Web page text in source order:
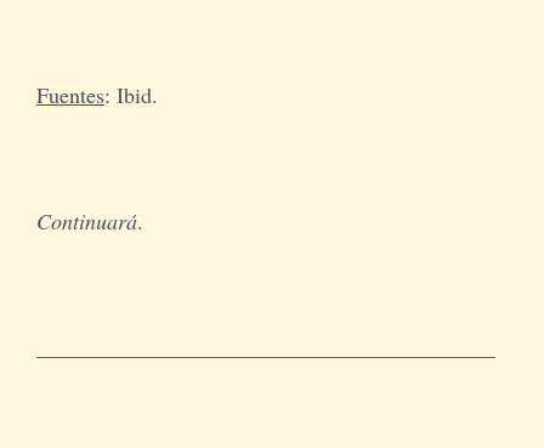
Fuentes: Ibid.
Continuará.